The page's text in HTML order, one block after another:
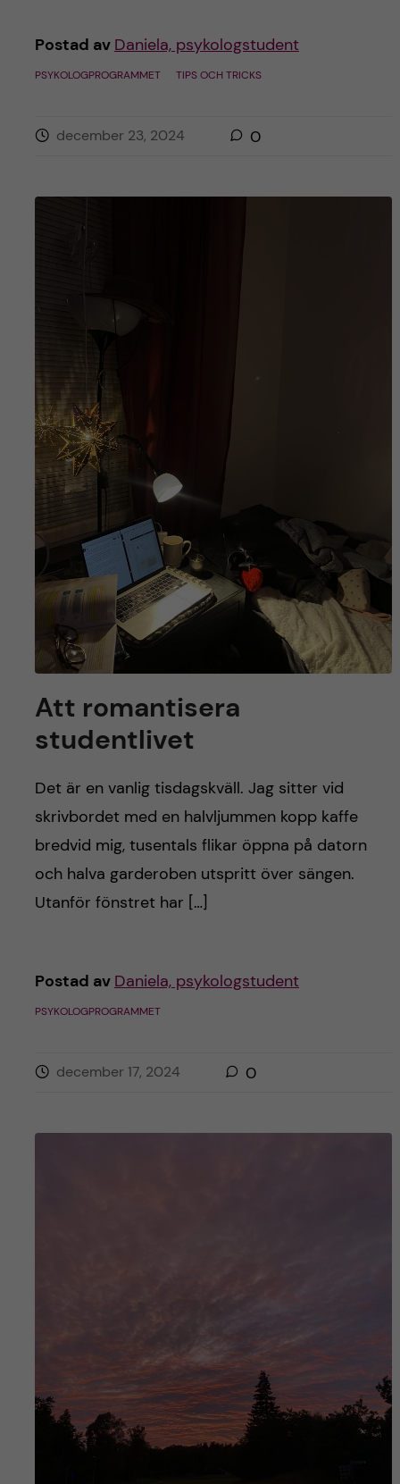
Postad av Daniela, psykologstudent
PSYKOLOGPROGRAMMET TIPS OCH TRICKS
december 23, 2024 0
Att romantisera
studentlivet
Det är en vanlig tisdagskväll. Jag sitter vid
skrivbordet med en halvljummen kopp kaffe
bredvid mig, tusentals flikar öppna på datorn
och halva garderoben utspritt över sängen.
Utanför fönstret har […]
Postad av Daniela, psykologstudent
PSYKOLOGPROGRAMMET
december 17, 2024 0